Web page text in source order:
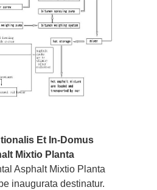
Et In-Domus
Mixtio Planta
Asphalt Mixtio Planta
inaugurata destinatur.